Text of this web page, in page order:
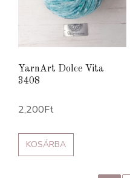
YarnArt Dolce Vita
3408
2,200Ft
KOSÁRBA